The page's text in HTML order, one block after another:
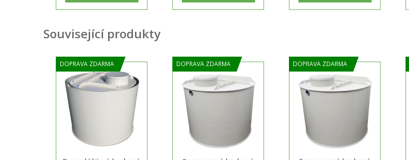
Související produkty
DOPRAVA ZDARMA DOPRAVA ZDARMA DOPRAVA ZDARMA